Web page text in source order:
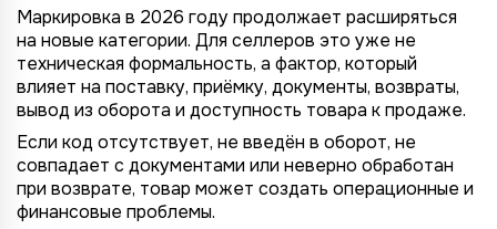
Маркировка в 2026 году продолжает расширяться
на новые категории. Для селлеров это уже не
техническая формальность, а фактор, который
влияет на поставку, приёмку, документы, возвраты,
вывод из оборота и доступность товара к продаже.
Если код отсутствует, не введён в оборот, не
совпадает с документами или неверно обработан
при возврате, товар может создать операционные и
финансовые проблемы.